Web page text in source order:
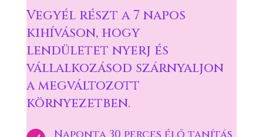
Vegyél részt a 7 napos
kihíváson, hogy
lendületet nyerj és
vállalkozásod szárnyaljon
a megváltozott
környezetben.